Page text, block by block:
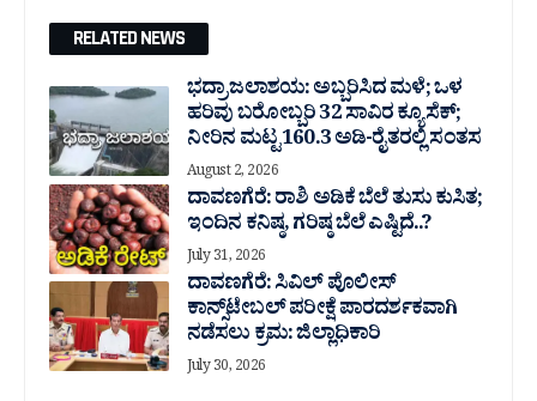
RELATED NEWS
ಭದ್ರಾ ಜಲಾಶಯ: ಅಬ್ಬರಿಸಿದ ಮಳೆ; ಒಳ
ಹರಿವು ಬರೋಬ್ಬರಿ 32 ಸಾವಿರ‌ ಕ್ಯೂಸೆಕ್;
ನೀರಿನ ಮಟ್ಟ 160.3 ಅಡಿ-ರೈತರಲ್ಲಿ ಸಂತಸ
August 2, 2026
ದಾವಣಗೆರೆ: ರಾಶಿ ಅಡಿಕೆ ಬೆಲೆ ತುಸು‌ ಕುಸಿತ;
ಇಂದಿನ ಕನಿಷ್ಠ, ಗರಿಷ್ಠ ಬೆಲೆ ಎಷ್ಟಿದೆ..?
July 31, 2026
ದಾವಣಗೆರೆ: ಸಿವಿಲ್ ಪೊಲೀಸ್
ಕಾನ್ಸ್‌ಟೇಬಲ್ ಪರೀಕ್ಷೆ ಪಾರದರ್ಶಕವಾಗಿ
ನಡೆಸಲು ಕ್ರಮ: ಜಿಲ್ಲಾಧಿಕಾರಿ
July 30, 2026